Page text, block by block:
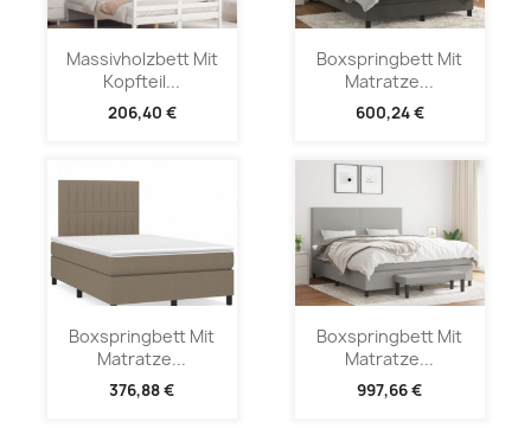
Massivholzbett Mit
Kopfteil...
206,40 €
Boxspringbett Mit
Matratze...
600,24 €
Boxspringbett Mit
Matratze...
376,88 €
Boxspringbett Mit
Matratze...
997,66 €